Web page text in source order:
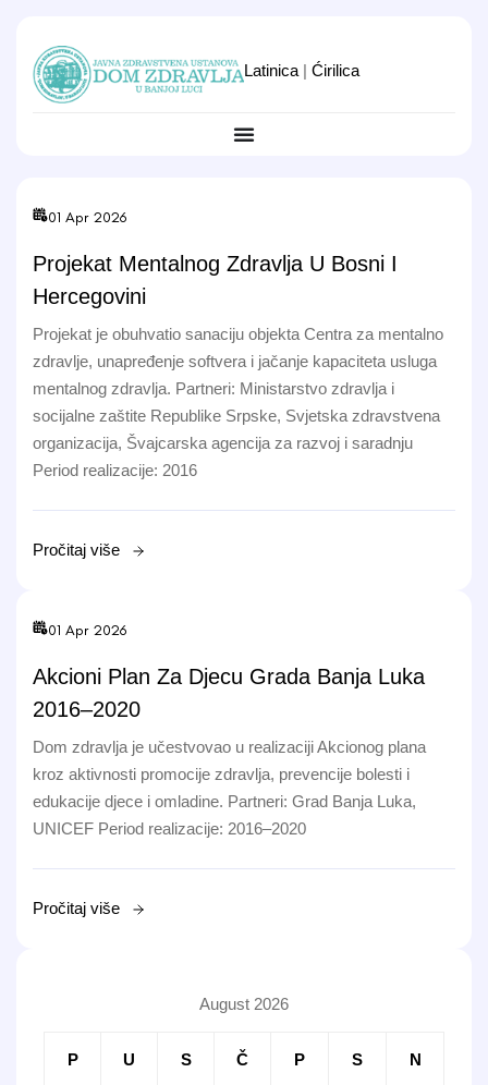
Latinica | Ćirilica
01 Apr 2026
Projekat Mentalnog Zdravlja U Bosni I
Hercegovini
Projekat je obuhvatio sanaciju objekta Centra za mentalno
zdravlje, unapređenje softvera i jačanje kapaciteta usluga
mentalnog zdravlja. Partneri: Ministarstvo zdravlja i
socijalne zaštite Republike Srpske, Svjetska zdravstvena
organizacija, Švajcarska agencija za razvoj i saradnju
Period realizacije: 2016
Pročitaj više
01 Apr 2026
Akcioni Plan Za Djecu Grada Banja Luka
2016–2020
Dom zdravlja je učestvovao u realizaciji Akcionog plana
kroz aktivnosti promocije zdravlja, prevencije bolesti i
edukacije djece i omladine. Partneri: Grad Banja Luka,
UNICEF Period realizacije: 2016–2020
Pročitaj više
August 2026
P U S Č P S N